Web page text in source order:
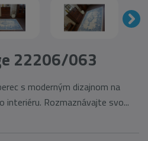
22206/063
s moderným dizajnom na
interiéru. Rozmaznávajte svo...